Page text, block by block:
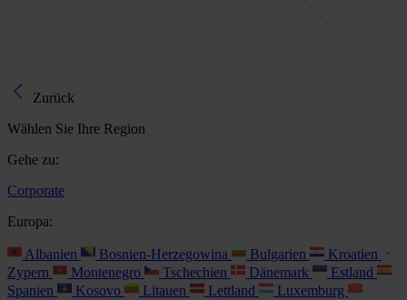
Zurück
Wählen Sie Ihre Region
Gehe zu:
Corporate
Europa:
Albanien Bosnien-Herzegowina Bulgarien
Kroatien
Zypern
Montenegro Tschechien Dänemark
Estland
Spanien
Kosovo Litauen Lettland
Luxemburg